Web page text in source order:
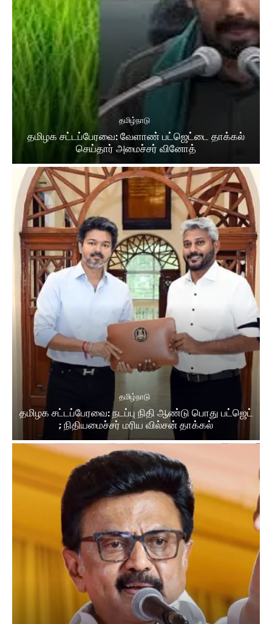
தமிழ்நாடு
தமிழக சட்​டப்​பேர​வை: வேளாண் பட்​ஜெட்டை தாக்கல்
செய்தார் அமைச்சர் வினோத்
தமிழ்நாடு
தமிழக சட்டப்பேரவை: நடப்பு நிதி ஆண்​டு பொது பட்ஜெட்
; நிதியமைச்சர் மரிய வில்சன் தாக்​கல்